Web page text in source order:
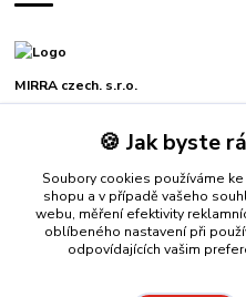
MIRRA czech. s.r.o.
+420 739 229 771
mirra@mirra.cz
🍪 Jak byste
Soubory cookies používáme
shopu a v případě vašeho
webu, měření efektivity
oblíbeného nastavení při
odpovídajících vašim